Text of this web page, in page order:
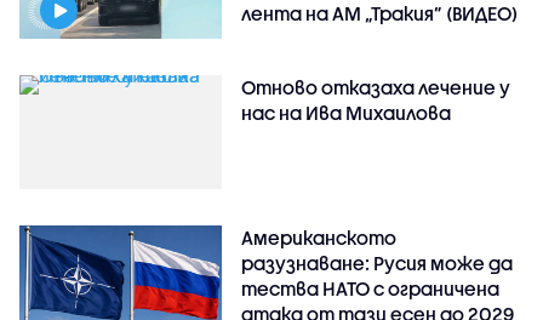
лента на АМ „Тракия” (ВИДЕО)
Отново отказаха лечение у
нас на Ива Михаилова
Американското
разузнаване: Русия може да
тества НАТО с ограничена
атака от тази есен до 2029